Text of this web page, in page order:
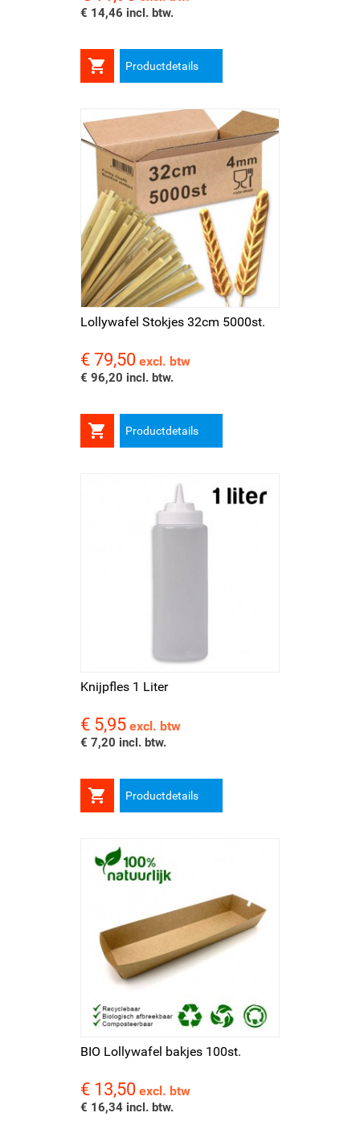
€ 14,46 incl. btw.
 Productdetails
Lollywafel Stokjes 32cm 5000st.
Prijs
€ 79,50 excl. btw
€ 96,20 incl. btw.
 Productdetails
Knijpfles 1 Liter
Prijs
€ 5,95 excl. btw
€ 7,20 incl. btw.
 Productdetails
BIO Lollywafel bakjes 100st.
Prijs
€ 13,50 excl. btw
€ 16,34 incl. btw.